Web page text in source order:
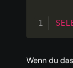
Wenn du